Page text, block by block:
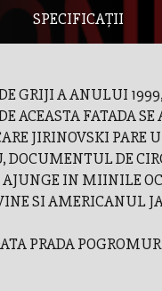
SPECIFICAȚII
GRIJI A ANULUI
ACEASTA FATADA
JIRINOVSKI PARE
DE
IN MIINILE
SI AMERICANUL
PRADA